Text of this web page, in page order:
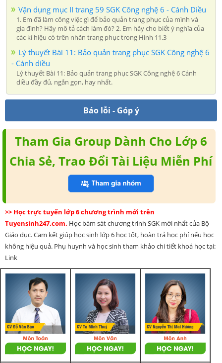
Vận dụng mục II trang 59 SGK Công nghệ 6 - Cánh Diều
1. Em đã làm công việc gì để bảo quản trang phục của mình và
gia đình? Hãy mô tả cách làm đó? 2. Em hãy cho biết ý nghĩa của
các kí hiệu có trên nhãn trang phục trong Hình 11.3
Lý thuyết Bài 11: Bảo quản trang phục SGK Công nghệ 6
- Cánh diều
Lý thuyết Bài 11: Bảo quản trang phục SGK Công nghệ 6 Cánh
diều đầy đủ, ngắn gọn, hay nhất.
Báo lỗi - Góp ý
Tham Gia Group Dành Cho Lớp 6
Chia Sẻ, Trao Đổi Tài Liệu Miễn Phí
>> Học trực tuyến lớp 6 chương trình mới trên
Tuyensinh247.com. Học bám sát chương trình SGK mới nhất của Bộ
Giáo dục. Cam kết giúp học sinh lớp 6 học tốt, hoàn trả học phí nếu học
không hiệu quả. Phụ huynh và học sinh tham khảo chi tiết khoá học tại:
Link